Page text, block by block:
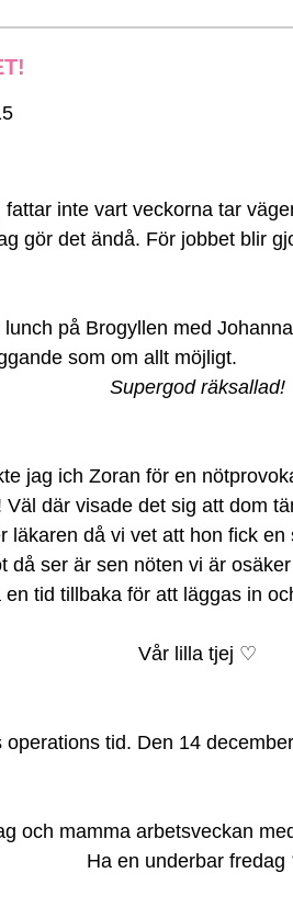
inte vart veckorna tar
gör det ändå. För jobbet blir
på Brogyllen med
som om allt möjligt.
Supergod räksallad!
jag ich Zoran för en
där visade det sig att dom
läkaren då vi vet att hon fick
då ser är sen nöten vi är
tid tillbaka för att läggas in
Vår lilla tjej ♡
operations tid. Den 14
och mamma arbetsveckan
Ha en underbar